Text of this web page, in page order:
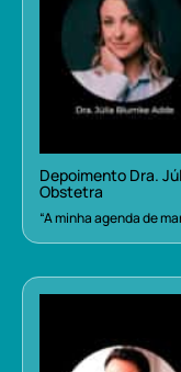
Depoimento Dra.
Obstetra
“A minha agenda de